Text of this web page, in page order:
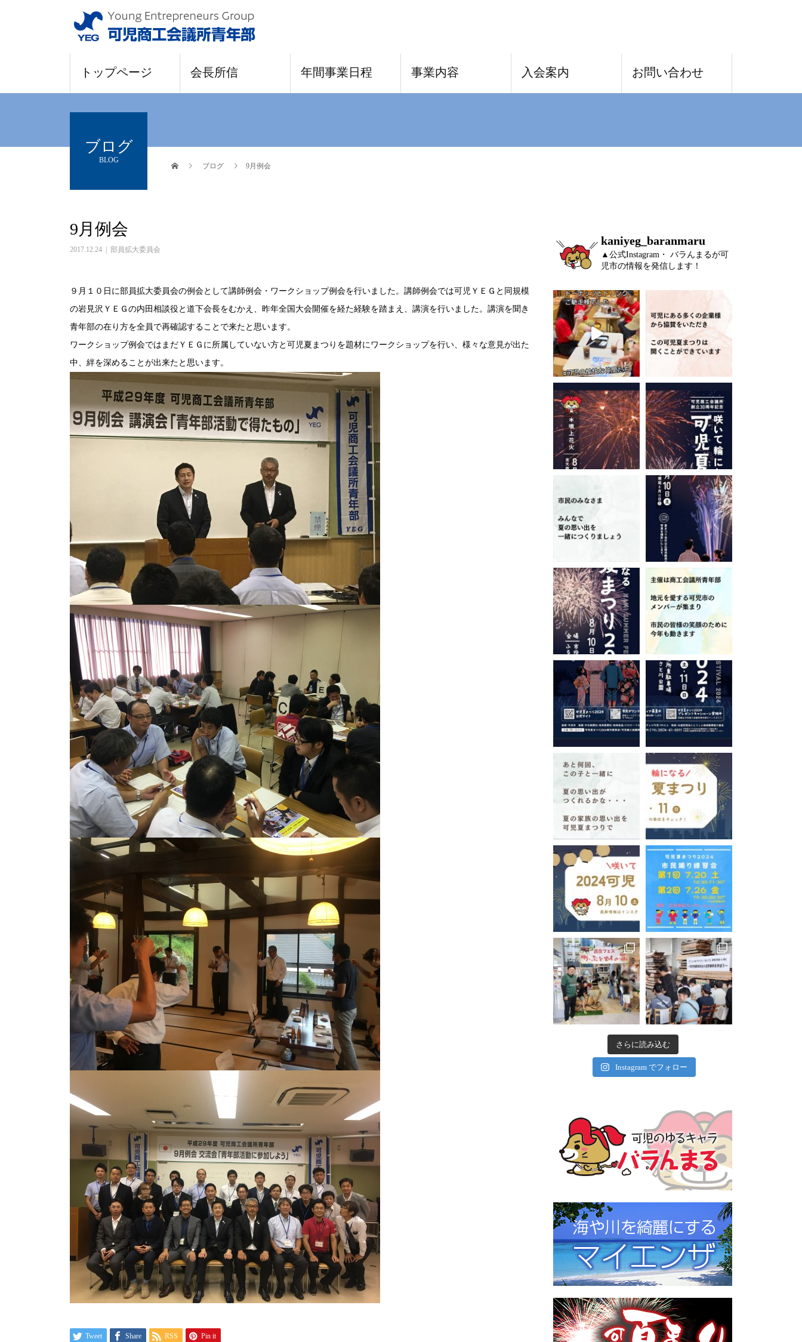
トップページ 会長所信 年間事業日程 事業内容 入会案内 お問い合わせ
ブログ
BLOG
ブログ 9月例会
9月例会
2017.12.24 部員拡大委員会
９月１０日に部員拡大委員会の例会として講師例会・ワークショップ例会を行いました。講師例会では可児ＹＥＧと同規模
の岩見沢ＹＥＧの内田相談役と道下会長をむかえ、昨年全国大会開催を経た経験を踏まえ、講演を行いました。講演を聞き
青年部の在り方を全員で再確認することで来たと思います。
ワークショップ例会ではまだＹＥＧに所属していない方と可児夏まつりを題材にワークショップを行い、様々な意見が出た
中、絆を深めることが出来たと思います。
Tweet Share RSS Pin it
kaniyeg_baranmaru
▲公式Instagram・ バラんまるが可
児市の情報を発信します！
さらに読み込む
Instagram でフォロー